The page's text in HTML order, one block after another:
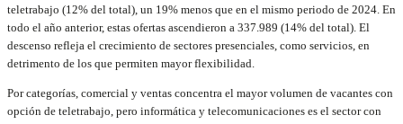
teletrabajo (12% del total), un 19% menos que en el mismo periodo de 2024. En
todo el año anterior, estas ofertas ascendieron a 337.989 (14% del total). El
descenso refleja el crecimiento de sectores presenciales, como servicios, en
detrimento de los que permiten mayor flexibilidad.
Por categorías, comercial y ventas concentra el mayor volumen de vacantes con
opción de teletrabajo, pero informática y telecomunicaciones es el sector con